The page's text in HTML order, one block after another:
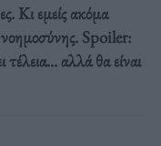
Κι εμείς ακόμα
νοημοσύνης. Spoiler:
αλλά θα είναι